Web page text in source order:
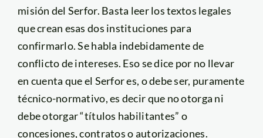
misión del Serfor. Basta leer los textos legales
que crean esas dos instituciones para
confirmarlo. Se habla indebidamente de
conflicto de intereses. Eso se dice por no llevar
en cuenta que el Serfor es, o debe ser, puramente
técnico-normativo, es decir que no otorga ni
debe otorgar “títulos habilitantes” o
concesiones, contratos o autorizaciones.